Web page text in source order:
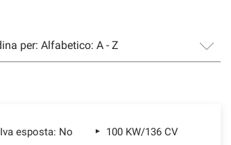
Iva esposta: No
100 KW/136 CV